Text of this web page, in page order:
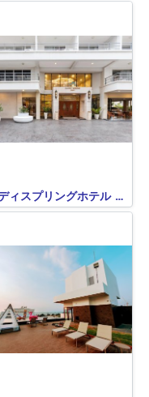
サンディスプリングホテル SANDY SPRING HOTEL